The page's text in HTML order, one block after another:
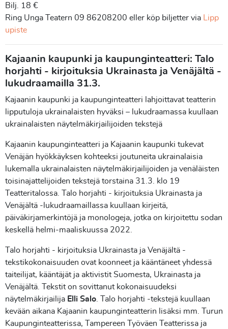
Bilj. 18 €
Ring Unga Teatern 09 86208200 eller köp biljetter via
Lipp
upiste
Kajaanin kaupunki ja kaupunginteatteri: Talo
horjahti - kirjoituksia Ukrainasta ja Venäjältä -
lukudraamailla 31.3.
Kajaanin kaupunki ja kaupunginteatteri lahjoittavat teatterin
lipputuloja ukrainalaisten hyväksi – lukudraamassa kuullaan
ukrainalaisten näytelmäkirjailijoiden tekstejä
Kajaanin kaupunginteatteri ja Kajaanin kaupunki tukevat
Venäjän hyökkäyksen kohteeksi joutuneita ukrainalaisia
lukemalla ukrainalaisten näytelmäkirjailijoiden ja venäläisten
toisinajattelijoiden tekstejä torstaina 31.3. klo 19
Teatteritalossa. Talo horjahti - kirjoituksia Ukrainasta ja
Venäjältä -lukudraamaillassa kuullaan kirjeitä,
päiväkirjamerkintöjä ja monologeja, jotka on kirjoitettu sodan
keskellä helmi-maaliskuussa 2022.
Talo horjahti - kirjoituksia Ukrainasta ja Venäjältä -
tekstikokonaisuuden ovat koonneet ja kääntäneet yhdessä
taiteilijat, kääntäjät ja aktivistit Suomesta, Ukrainasta ja
Venäjältä. Tekstit on sovittanut kokonaisuudeksi
näytelmäkirjailija Elli Salo . Talo horjahti -tekstejä kuullaan
kevään aikana Kajaanin kaupunginteatterin lisäksi mm. Turun
Kaupunginteatterissa, Tampereen Työväen Teatterissa ja